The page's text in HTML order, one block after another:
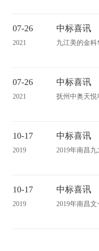
07-26
2021
中标喜讯
九江美的金
07-26
2021
中标喜讯
抚州中奥天
10-17
2019
中标喜讯
2019年南昌
10-17
2019
中标喜讯
2019年南昌